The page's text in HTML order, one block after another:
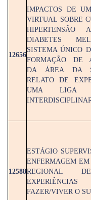
12656
IMPACTOS DE
VIRTUAL SOBRE
HIPERTENSÃO
DIABETES
SISTEMA ÚNICO
FORMAÇÃO DE
DA ÁREA DA
RELATO DE
UMA LIGA
12588
ESTÁGIO
ENFERMAGEM
REGIONAL
FAZER/VIVER O